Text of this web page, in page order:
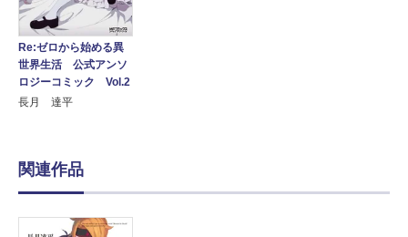
Re:ゼロから始める異
世界生活 公式アンソ
ロジーコミック Vol.2
長月 達平
関連作品